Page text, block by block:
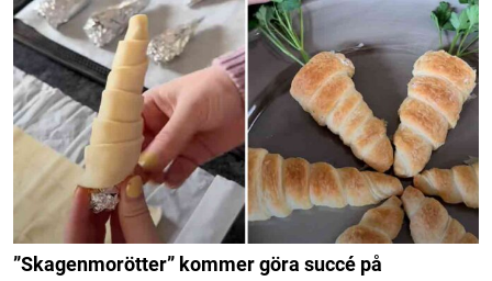
”Skagenmorötter” kommer göra succé på